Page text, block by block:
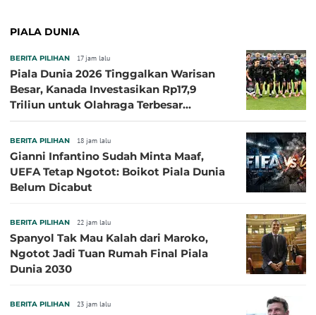
PIALA DUNIA
BERITA PILIHAN 17 jam lalu
Piala Dunia 2026 Tinggalkan Warisan
Besar, Kanada Investasikan Rp17,9
Triliun untuk Olahraga Terbesar
BERITA PILIHAN 18 jam lalu
Gianni Infantino Sudah Minta Maaf,
UEFA Tetap Ngotot: Boikot Piala Dunia
Belum Dicabut
BERITA PILIHAN 22 jam lalu
Spanyol Tak Mau Kalah dari Maroko,
Ngotot Jadi Tuan Rumah Final Piala
Dunia 2030
BERITA PILIHAN 23 jam lalu